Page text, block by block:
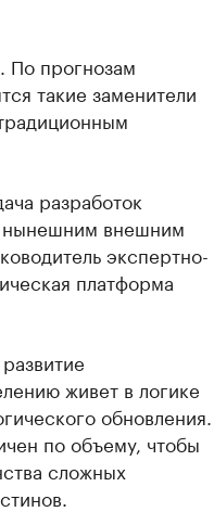
По прогнозам
такие заменители
разработок
нынешним внешним
экспертно-
платформа
живет в логике
обновления.
по объему, чтобы
сложных